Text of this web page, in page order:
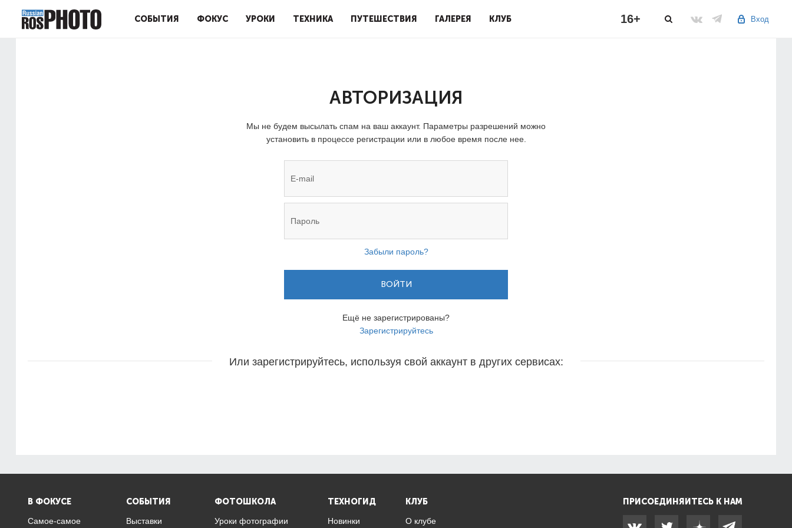
СОБЫТИЯ ФОКУС УРОКИ ТЕХНИКА ПУТЕШЕСТВИЯ ГАЛЕРЕЯ КЛУБ Вход
16+
АВТОРИЗАЦИЯ
Мы не будем высылать спам на ваш аккаунт. Параметры разрешений можно
установить в процессе регистрации или в любое время после нее.
Забыли пароль?
ВОЙТИ
Ещё не зарегистрированы?
Зарегистрируйтесь
Или зарегистрируйтесь, используя свой аккаунт в других сервисах:
В ФОКУСЕ
Самое-самое
СОБЫТИЯ
Выставки
ФОТОШКОЛА
Уроки фотографии
ТЕХНОГИД
Новинки
КЛУБ
О клубе
ПРИСОЕДИНЯЙТЕСЬ К НАМ